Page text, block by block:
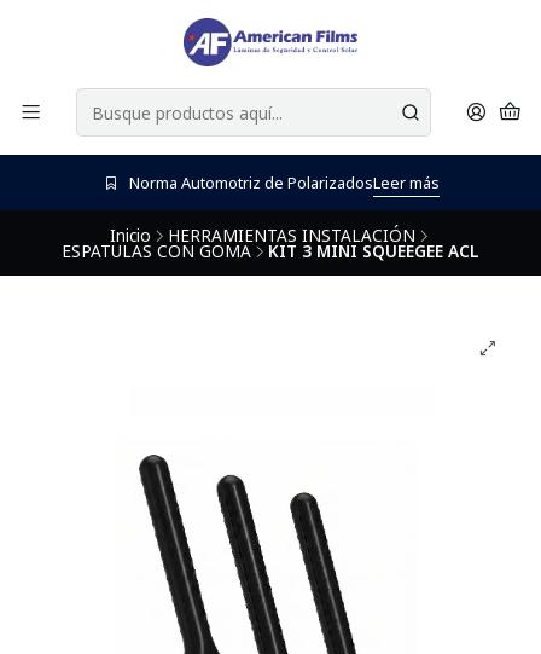
Norma Automotriz de PolarizadosLeer más
Inicio HERRAMIENTAS INSTALACIÓN
ESPATULAS CON GOMA KIT 3 MINI SQUEEGEE ACL